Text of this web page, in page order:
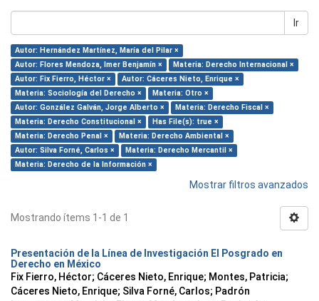
Ir
Autor: Hernández Martínez, María del Pilar ×
Autor: Flores Mendoza, Imer Benjamín ×
Materia: Derecho Internacional ×
Autor: Fix Fierro, Héctor ×
Autor: Cáceres Nieto, Enrique ×
Materia: Sociología del Derecho ×
Materia: Otro ×
Autor: González Galván, Jorge Alberto ×
Materia: Derecho Fiscal ×
Materia: Derecho Constitucional ×
Has File(s): true ×
Materia: Derecho Penal ×
Materia: Derecho Ambiental ×
Autor: Silva Forné, Carlos ×
Materia: Derecho Mercantil ×
Materia: Derecho de la Información ×
Mostrar filtros avanzados
Mostrando ítems 1-1 de 1
Presentación de la Línea de Investigación El Posgrado en
Derecho en México
Fix Fierro, Héctor; Cáceres Nieto, Enrique; Montes, Patricia;
Cáceres Nieto, Enrique; Silva Forné, Carlos; Padrón